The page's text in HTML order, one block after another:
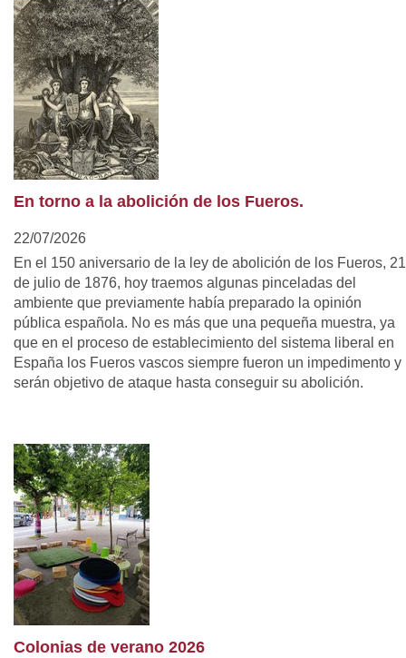
En torno a la abolición de los Fueros.
22/07/2026
En el 150 aniversario de la ley de abolición de los Fueros, 21
de julio de 1876, hoy traemos algunas pinceladas del
ambiente que previamente había preparado la opinión
pública española. No es más que una pequeña muestra, ya
que en el proceso de establecimiento del sistema liberal en
España los Fueros vascos siempre fueron un impedimento y
serán objetivo de ataque hasta conseguir su abolición.
Colonias de verano 2026